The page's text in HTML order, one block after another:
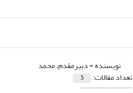
نویسنده =دبیرمقدم، محمد
تعداد مقالات:
5